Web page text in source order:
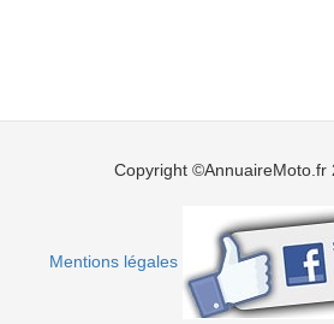
Copyright ©AnnuaireMoto.fr
Mentions légales